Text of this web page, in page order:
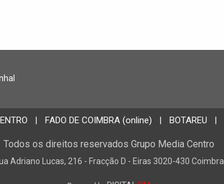
| FADO DE COIMBRA (online) | BOTAREU |
Todos os direitos reservados Grupo Media Centro
Adriano Lucas, 216 - Fracção D - Eiras 3020-430 Coimbra